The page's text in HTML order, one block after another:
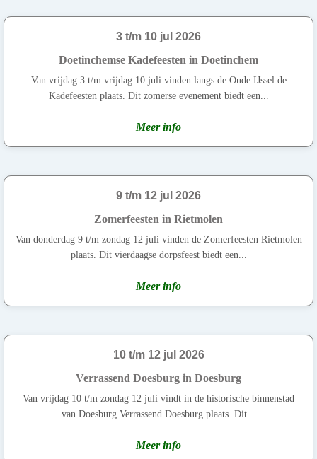
3 t/m 10 jul 2026
Doetinchemse Kadefeesten in Doetinchem
Van vrijdag 3 t/m vrijdag 10 juli vinden langs de Oude IJssel de
Kadefeesten plaats. Dit zomerse evenement biedt een...
Meer info
9 t/m 12 jul 2026
Zomerfeesten in Rietmolen
Van donderdag 9 t/m zondag 12 juli vinden de Zomerfeesten Rietmolen
plaats. Dit vierdaagse dorpsfeest biedt een...
Meer info
10 t/m 12 jul 2026
Verrassend Doesburg in Doesburg
Van vrijdag 10 t/m zondag 12 juli vindt in de historische binnenstad
van Doesburg Verrassend Doesburg plaats. Dit...
Meer info